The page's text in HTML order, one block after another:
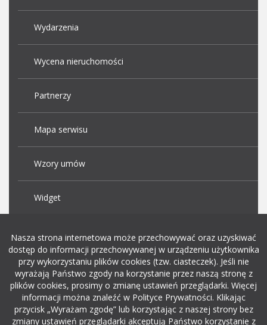
Wydarzenia
Wycena nieruchomości
Partnerzy
Mapa serwisu
Wzory umów
Widget
Dodaj ogłoszenie o pracę
rekrutacja w it
Nasza strona internetowa może przechowywać oraz uzyskiwać
dostęp do informacji przechowywanej w urządzeniu użytkownika
przy wykorzystaniu plików cookies (tzw. ciasteczek). Jeśli nie
wyrażają Państwo zgody na korzystanie przez naszą stronę z
plików cookies, prosimy o zmianę ustawień przeglądarki. Więcej
informacji można znaleźć w Polityce Prywatności. Klikając
przycisk „Wyrażam zgodę” lub korzystając z naszej strony bez
zmiany ustawień przeglądarki akceptują Państwo korzystanie z